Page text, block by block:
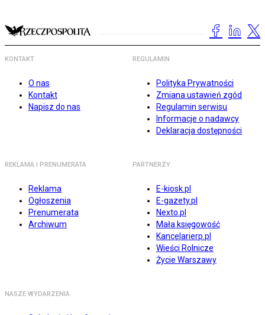
KONTAKT
O nas
Kontakt
Napisz do nas
REGULAMIN
Polityka Prywatności
Zmiana ustawień zgód
Regulamin serwisu
Informacje o nadawcy
Deklaracja dostępności
REKLAMA I PRENUMERATA
Reklama
Ogłoszenia
Prenumerata
Archiwum
PARTNERZY
E-kiosk.pl
E-gazety.pl
Nexto.pl
Mała księgowość
Kancelarierp.pl
Wieści Rolnicze
Życie Warszawy
NASZE WYDARZENIA